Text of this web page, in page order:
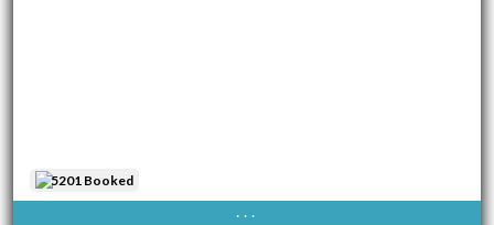
AVAIBLE EVERY DAY
5201 Booked